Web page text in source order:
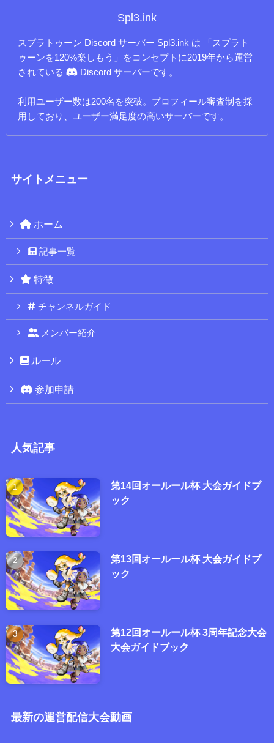
Spl3.ink
スプラトゥーン Discord サーバー Spl3.ink は 「スプラト
ゥーンを120%楽しもう」をコンセプトに2019年から運営
されている
Discord サーバーです。
利用ユーザー数は200名を突破。プロフィール審査制を採
用しており、ユーザー満足度の高いサーバーです。
サイトメニュー
ホーム
記事一覧
特徴
チャンネルガイド
メンバー紹介
ルール
参加申請
人気記事
第14回オールール杯 大会ガイドブ
ック
第13回オールール杯 大会ガイドブ
ック
第12回オールール杯 3周年記念大会
大会ガイドブック
最新の運営配信大会動画